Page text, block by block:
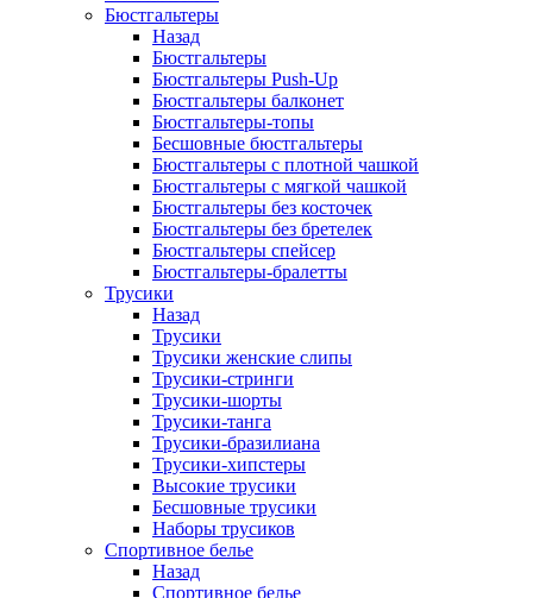
Бюстгальтеры
Назад
Бюстгальтеры
Бюстгальтеры Push-Up
Бюстгальтеры балконет
Бюстгальтеры-топы
Бесшовные бюстгальтеры
Бюстгальтеры с плотной чашкой
Бюстгальтеры с мягкой чашкой
Бюстгальтеры без косточек
Бюстгальтеры без бретелек
Бюстгальтеры спейсер
Бюстгальтеры-бралетты
Трусики
Назад
Трусики
Трусики женские слипы
Трусики-стринги
Трусики-шорты
Трусики-танга
Трусики-бразилиана
Трусики-хипстеры
Высокие трусики
Бесшовные трусики
Наборы трусиков
Спортивное белье
Назад
Спортивное белье